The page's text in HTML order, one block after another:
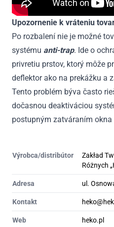
Upozornenie k vráteniu
Po rozbalení nie je možné
systému anti-trap. Ide o
privretiu prstov, ktorý môže
deflektor ako na prekážku a
Tento problém býva často
dočasnou deaktiváciou
postupným zatváraním
Výrobca/distribútor
Zakład
Różnych
Adresa ul.
Kontakt
Web heko.pl